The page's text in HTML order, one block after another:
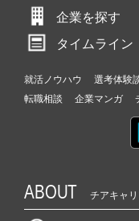
企業を探す
タイムライン
就活ノウハウ 選考体験
転職相談
企業マンガ
ABOUT チアキャ